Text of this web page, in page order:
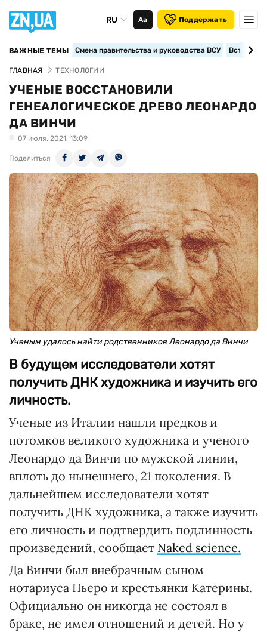
RU Аа Поддержать
ВАЖНЫЕ ТЕМЫ Смена правительства и руководства ВСУ
ГЛАВНАЯ ТЕХНОЛОГИИ
УЧЕНЫЕ ВОССТАНОВИЛИ
ГЕНЕАЛОГИЧЕСКОЕ ДРЕВО ЛЕОНАРДО
ДА ВИНЧИ
07 июля, 2021, 13:09
Поделиться
Ученым удалось найти родственников Леонардо да Винчи
В будущем исследователи хотят
получить ДНК художника и изучить его
личность.
Ученые из Италии нашли предков и
потомков великого художника и ученого
Леонардо да Винчи по мужской линии,
вплоть до нынешнего, 21 поколения. В
дальнейшем исследователи хотят
получить ДНК художника, а также изучить
его личность и подтвердить подлинность
произведений, сообщает Naked science.
Да Винчи был внебрачным сыном
нотариуса Пьеро и крестьянки Катерины.
Официально он никогда не состоял в
браке, не имел отношений и детей. Но у